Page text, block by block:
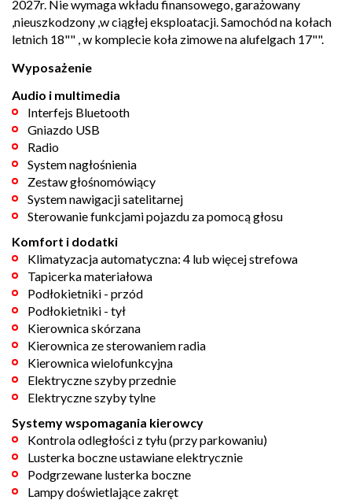
2027r. Nie wymaga wkładu finansowego, garażowany
,nieuszkodzony ,w ciągłej eksploatacji. Samochód na kołach
letnich 18"" , w komplecie koła zimowe na alufelgach 17"".
Wyposażenie
Audio i multimedia
Interfejs Bluetooth
Gniazdo USB
Radio
System nagłośnienia
Zestaw głośnomówiący
System nawigacji satelitarnej
Sterowanie funkcjami pojazdu za pomocą głosu
Komfort i dodatki
Klimatyzacja automatyczna: 4 lub więcej strefowa
Tapicerka materiałowa
Podłokietniki - przód
Podłokietniki - tył
Kierownica skórzana
Kierownica ze sterowaniem radia
Kierownica wielofunkcyjna
Elektryczne szyby przednie
Elektryczne szyby tylne
Systemy wspomagania kierowcy
Kontrola odległości z tyłu (przy parkowaniu)
Lusterka boczne ustawiane elektrycznie
Podgrzewane lusterka boczne
Lampy doświetlające zakręt